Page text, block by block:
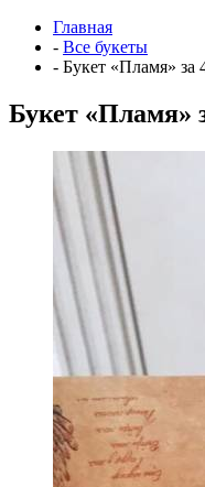
Главная
- Все букеты
- Букет «Пламя» за
Букет «Пламя»